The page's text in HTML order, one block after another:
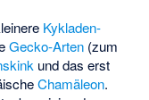
Kykladen-
Gecko-Arten (zum
und das erst
Chamäleon.